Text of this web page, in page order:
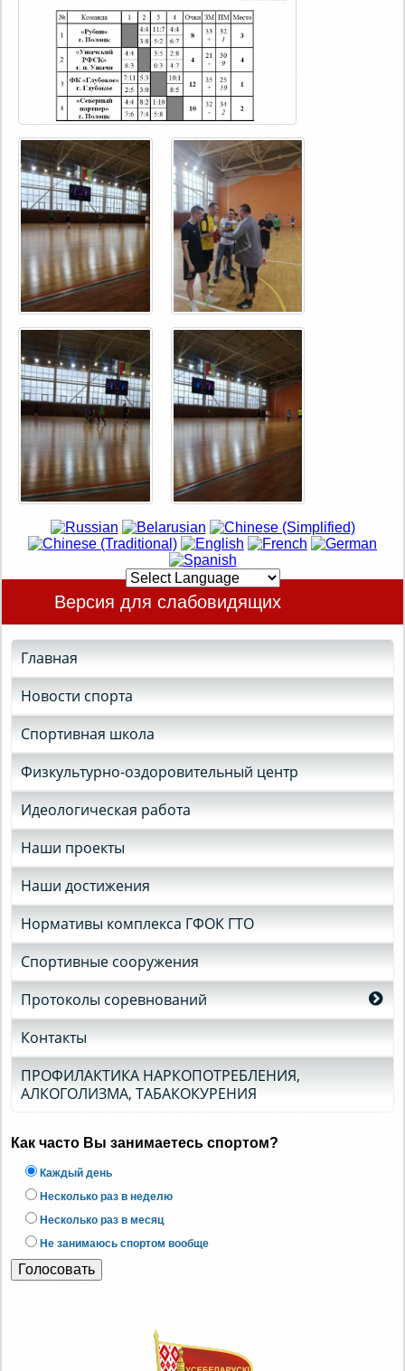
Версия для слабовидящих
Главная
Новости спорта
Спортивная школа
Физкультурно-оздоровительный центр
Идеологическая работа
Наши проекты
Наши достижения
Нормативы комплекса ГФОК ГТО
Спортивные сооружения
Протоколы соревнований
Контакты
ПРОФИЛАКТИКА НАРКОПОТРЕБЛЕНИЯ,
АЛКОГОЛИЗМА, ТАБАКОКУРЕНИЯ
Как часто Вы занимаетесь спортом?
Каждый день
Несколько раз в неделю
Несколько раз в месяц
Не занимаюсь спортом вообще